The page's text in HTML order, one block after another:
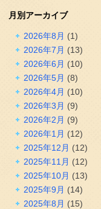
月別アーカイブ
2026年8月 (1)
2026年7月 (13)
2026年6月 (10)
2026年5月 (8)
2026年4月 (10)
2026年3月 (9)
2026年2月 (9)
2026年1月 (12)
2025年12月 (12)
2025年11月 (12)
2025年10月 (13)
2025年9月 (14)
2025年8月 (15)